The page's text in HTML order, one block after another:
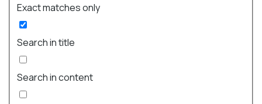
Exact matches only
Search in title
Search in content